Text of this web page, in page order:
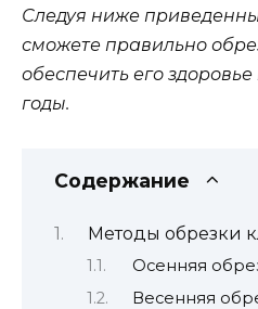
Следуя ниже
сможете правильно
обеспечить его
годы.
Содержание
Методы обрезки
Осенняя
Весенняя